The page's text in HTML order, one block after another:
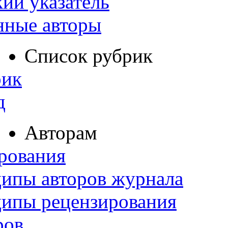
авторы
Список рубрик
Авторам
авторов журнала
рецензирования